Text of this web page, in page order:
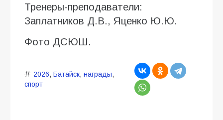
Тренеры-преподаватели:
Заплатников Д.В., Яценко Ю.Ю.
Фото ДСЮШ.
2026, Батайск, награды,
спорт